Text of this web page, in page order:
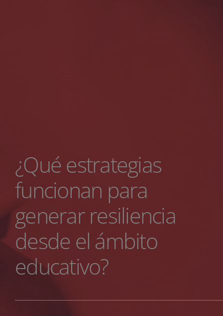
¿Qué estrategias
funcionan para
generar resiliencia
desde el ámbito
educativo?